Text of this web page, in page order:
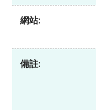
網站:
備註: